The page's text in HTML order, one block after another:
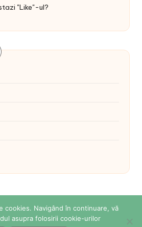
"Like"-ul?
Cornovac Online. All rights
cookies. Navigând în continuare, vă
asupra folosirii cookie-urilor